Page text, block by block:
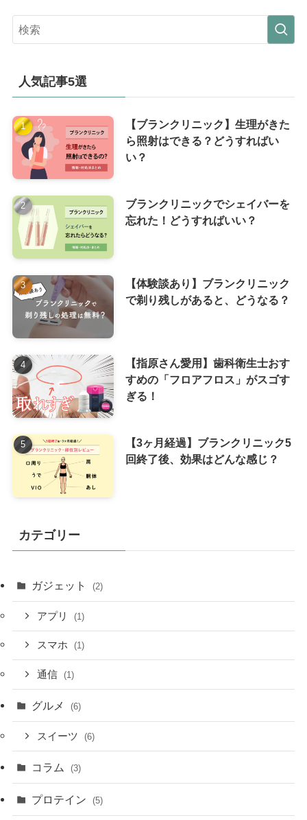
人気記事5選
【ブランクリニック】生理がきた
ら照射はできる？どうすればい
い？
ブランクリニックでシェイバーを
忘れた！どうすればいい？
【体験談あり】ブランクリニック
で剃り残しがあると、どうなる？
【指原さん愛用】歯科衛生士おす
すめの「フロアフロス」がスゴす
ぎる！
【3ヶ月経過】ブランクリニック5
回終了後、効果はどんな感じ？
カテゴリー
ガジェット (2)
アプリ (1)
スマホ (1)
通信 (1)
グルメ (6)
スイーツ (6)
コラム (3)
プロテイン (5)